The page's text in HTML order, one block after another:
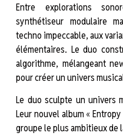
Entre explorations
synthétiseur modulaire
techno impeccable, aux
élémentaires. Le duo
algorithme, mélangeant
pour créer un univers
Le duo sculpte un univers
Leur nouvel album «
groupe le plus ambitieux de